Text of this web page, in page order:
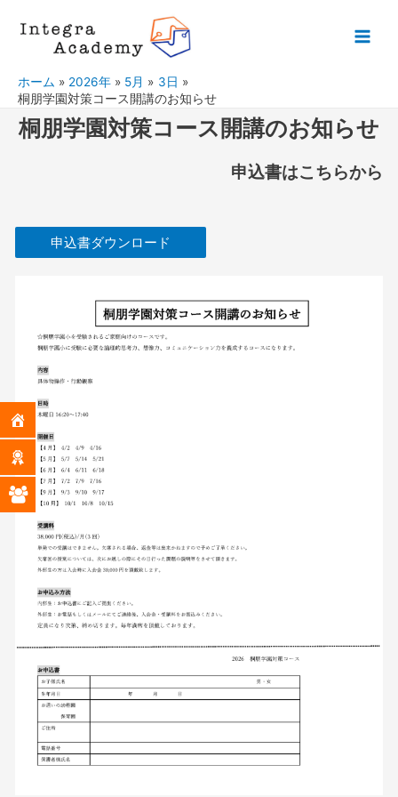
ホーム 2026年 5月
3日
桐朋学園対策コース開講のお知らせ
桐朋学園対策コース開講のお知らせ
申込書はこちらから
申込書ダウンロード